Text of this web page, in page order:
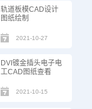
轨道板模CAD设计
图纸绘制
2021-10-27
​DVI镀金插头电子电
工CAD图纸查看
2021-10-15